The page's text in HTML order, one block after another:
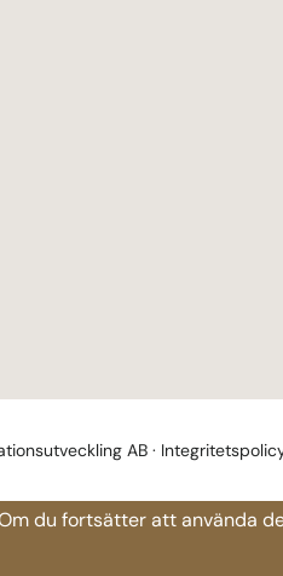
AB ·
du fortsätter att använda